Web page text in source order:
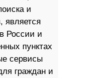
и
является
России и
пунктах
сервисы
граждан и